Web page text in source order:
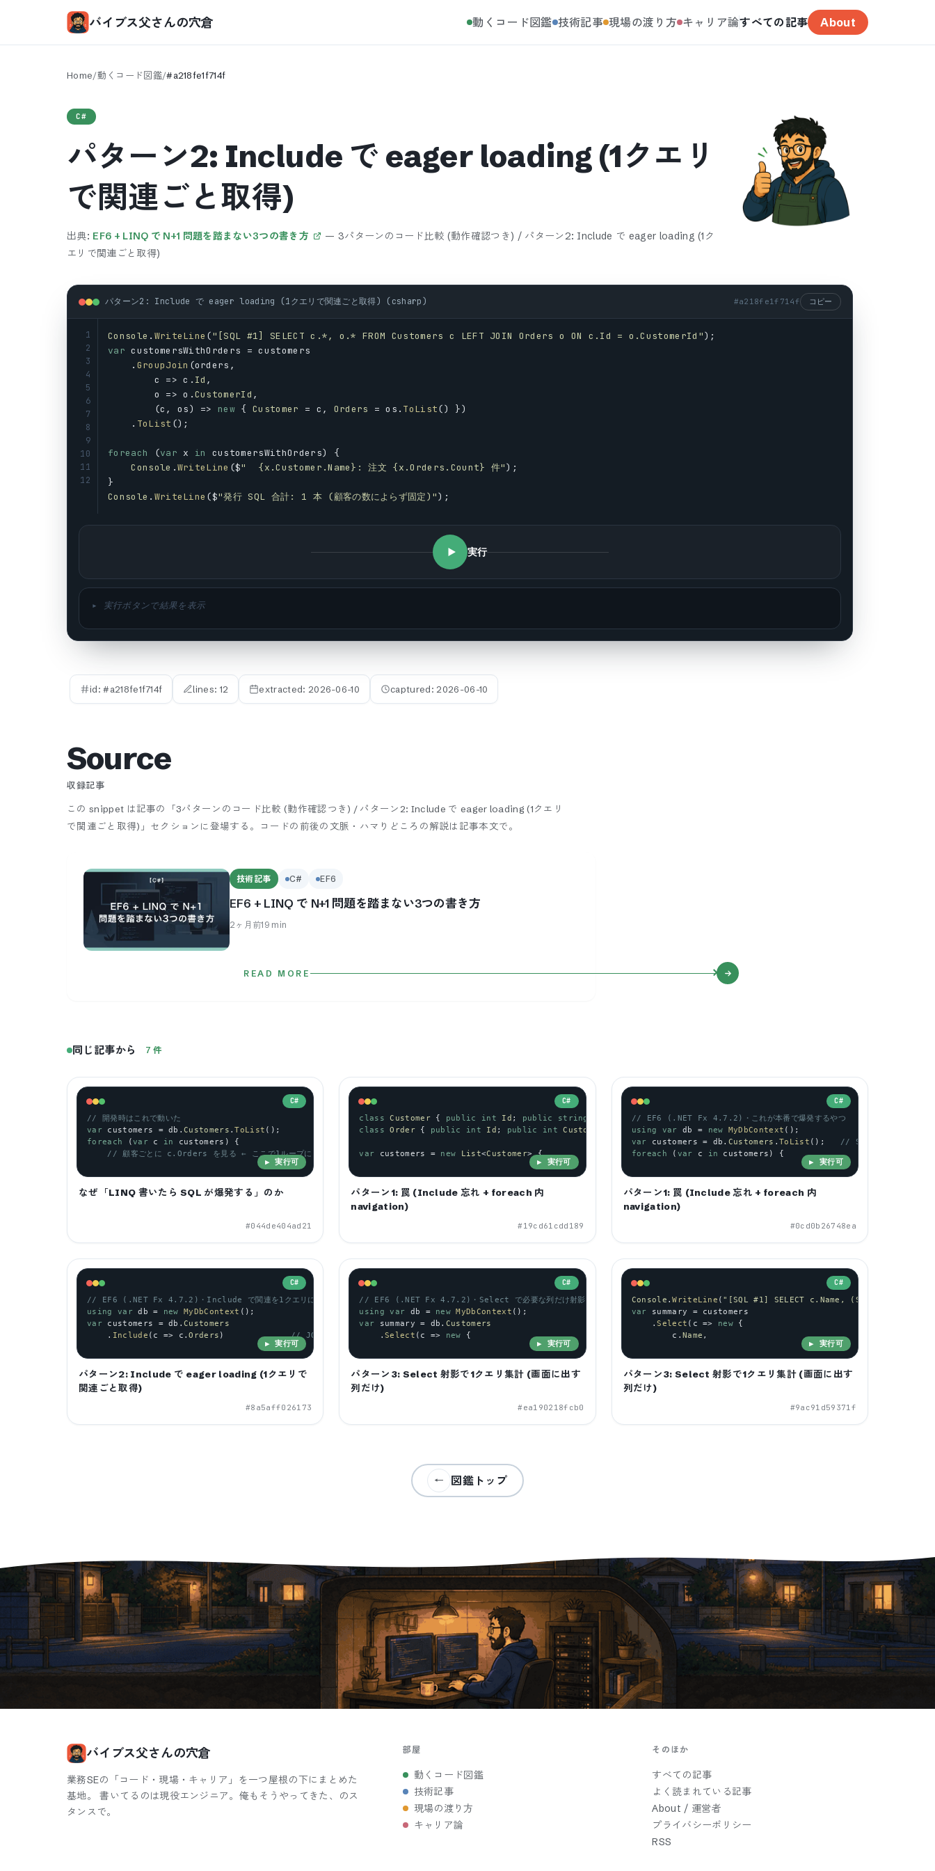
バイブス父さんの穴倉 動くコード図鑑 技術記事 現場の渡り方 キャリア論すべての記事 About
Home/動くコード図鑑/#a218fe1f714f
C#
パターン2: Include で eager loading (1クエリ
で関連ごと取得)
出典: EF6 + LINQ で N+1 問題を踏まない3つの書き方 — 3パターンのコード比較 (動作確認つき) / パターン2: Include で eager loading (1ク
エリで関連ごと取得)
パターン2: Include で eager loading (1クエリで関連ごと取得) (csharp) #a218fe1f714f コピー
1
2
3
4
5
6
7
8
9
10
11
12
Console . WriteLine ("[SQL #1] SELECT c.*, o.* FROM Customers c LEFT JOIN Orders o ON c.Id = o.CustomerId");
var customersWithOrders = customers
    .
GroupJoin (orders ,
c
=> c . Id ,
o
=> o .CustomerId ,
        (
c , os) => new { Customer = c , Orders = os . ToList() })
    .
ToList ();
foreach (var x in customersWithOrders) {
Console .WriteLine ($"  {x.Customer.Name}: 注文 {x.Orders.Count} 件");
}
Console . WriteLine ($"発行 SQL 合計: 1 本 (顧客の数によらず固定)");
実行
▸ 実行ボタンで結果を表示
id: #a218fe1f714f lines: 12 extracted: 2026-06-10 captured: 2026-06-10
Source
収録記事
この snippet は記事の「3パターンのコード比較 (動作確認つき) / パターン2: Include で eager loading (1クエリ
で関連ごと取得)」セクションに登場する。
コードの前後の文脈・ハマりどころの解説は記事本文で。
技術記事 C# EF6
EF6 + LINQ で N+1 問題を踏まない3つの書き方
2ヶ月前19min
READ MORE
同じ記事から 7 件
C#
// 開発時はこれで動いた
var
customers = db .Customers .ToList ();
foreach
(var c in customers ) {
// 顧客ごとに c.Orders を見る ← ここで1ループに1 SQL 飛ぶ
▶ 実行可
なぜ「LINQ 書いたら SQL が爆発する」のか
#044de404ad21
C#
class Customer { public int Id ; public string ""; }
class
Order { public int Id ; public int CustomerId public int Amount; }
var customers = new List<Customer> {
▶ 実行可
パターン1: 罠 (Include 忘れ + foreach 内
navigation)
#19cd61cdd189
C#
// EF6 (.NET Fx 4.7.2)・これが本番で爆発するやつ
using
var db = new MyDbContext ();
var
customers = db . Customers . ToList (); // SQL #1: SELECT
foreach ( var c in customers ) {
▶ 実行可
パターン1: 罠 (Include 忘れ + foreach 内
navigation)
#0cd0b26748ea
C#
// EF6 (.NET Fx 4.7.2)・Include で関連を1クエリにまとめる
using
var db = new MyDbContext ();
var
customers = db .Customers
    .
Include ( c => c .Orders ) // JOIN Orders を含める
▶ 実行可
パターン2: Include で eager loading (1クエリで
関連ごと取得)
#8a5aff026173
C#
// EF6 (.NET Fx 4.7.2)・Select で必要な列だけ射影
using
var db = new MyDbContext ();
var
summary = db . Customers
    .
Select ( c => new {
▶ 実行可
パターン3: Select 射影で1クエリ集計 (画面に出す
列だけ)
#ea190218fcb0
C#
Console .WriteLine ( "[SQL #1] SELECT c.Name, (SELECT
var
summary = customers
    .
Select ( c => new {
c . Name ,
▶ 実行可
パターン3: Select 射影で1クエリ集計 (画面に出す
列だけ)
#9ac91d59371f
← 図鑑トップ
バイブス父さんの穴倉
業務SEの「コード・現場・キャリア」を一つ屋根の下にまとめた
基地。 書いてるのは現役エンジニア。俺もそうやってきた、のス
タンスで。
部屋
動くコード図鑑
技術記事
現場の渡り方
キャリア論
そのほか
すべての記事
よく読まれている記事
About / 運営者
プライバシーポリシー
RSS